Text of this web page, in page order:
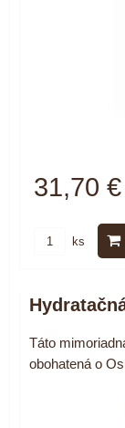
31,70 €
ks
Táto
obohatená o